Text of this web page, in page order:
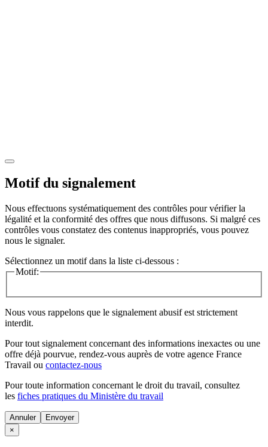
Motif du signalement
Nous effectuons systématiquement des contrôles pour vérifier la
légalité et la conformité des offres que nous diffusons. Si malgré ces
contrôles vous constatez des contenus inappropriés, vous pouvez
nous le signaler.
Sélectionnez un motif dans la liste ci-dessous :
Motif:
Nous vous rappelons que le signalement abusif est strictement
interdit.
Pour tout signalement concernant des informations inexactes ou une
offre déjà pourvue, rendez-vous auprès de votre agence France
Travail ou contactez-nous
Pour toute information concernant le droit du travail, consultez
les fiches pratiques du Ministère du travail
Annuler
×